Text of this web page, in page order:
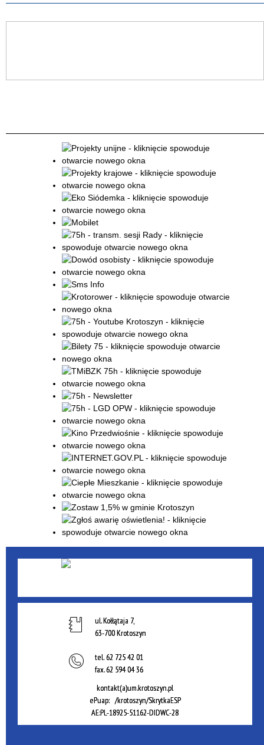
ul. Kołłątaja 7,
63-700 Krotoszyn
tel.62 725 42 01
fax.62 594 04 36
kontakt(a)um.krotoszyn.pl
ePuap: /krotoszyn/SkrytkaESP
AE:PL-18925-51162-DIDWC-28